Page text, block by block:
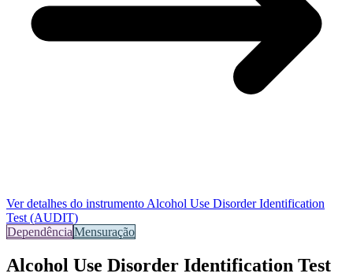
Ver detalhes do instrumento Alcohol Use Disorder Identification
Test (AUDIT)
DependênciaMensuração
Alcohol Use Disorder Identification Test